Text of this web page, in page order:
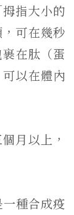
指大小的
可在幾秒
在肽（蛋
以在體內
月以上，
種合成疫